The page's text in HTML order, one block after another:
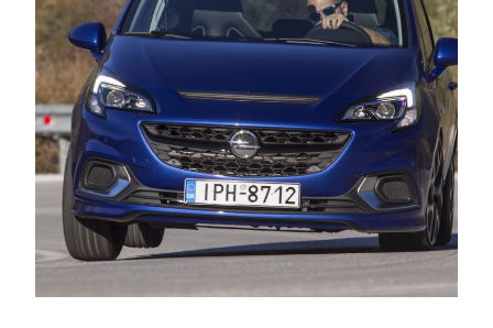
eDRIVE
DRIVE USED